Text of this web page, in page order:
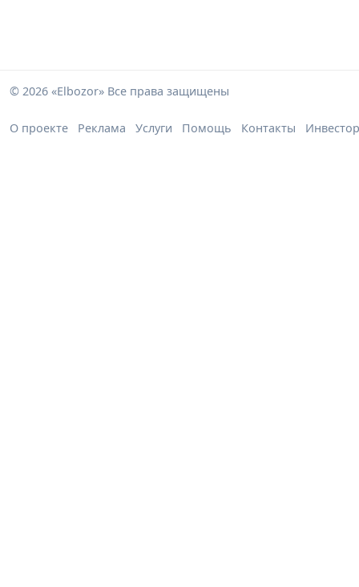
© 2026 «Elbozor» Все права защищены
О проекте Реклама Услуги Помощь Контакты